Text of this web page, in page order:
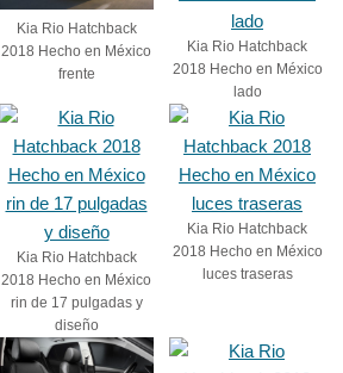
Kia Rio Hatchback
2018 Hecho en México
frente
Kia Rio Hatchback
2018 Hecho en México
lado
Kia Rio Hatchback
2018 Hecho en México
rin de 17 pulgadas y
diseño
Kia Rio Hatchback
2018 Hecho en México
luces traseras